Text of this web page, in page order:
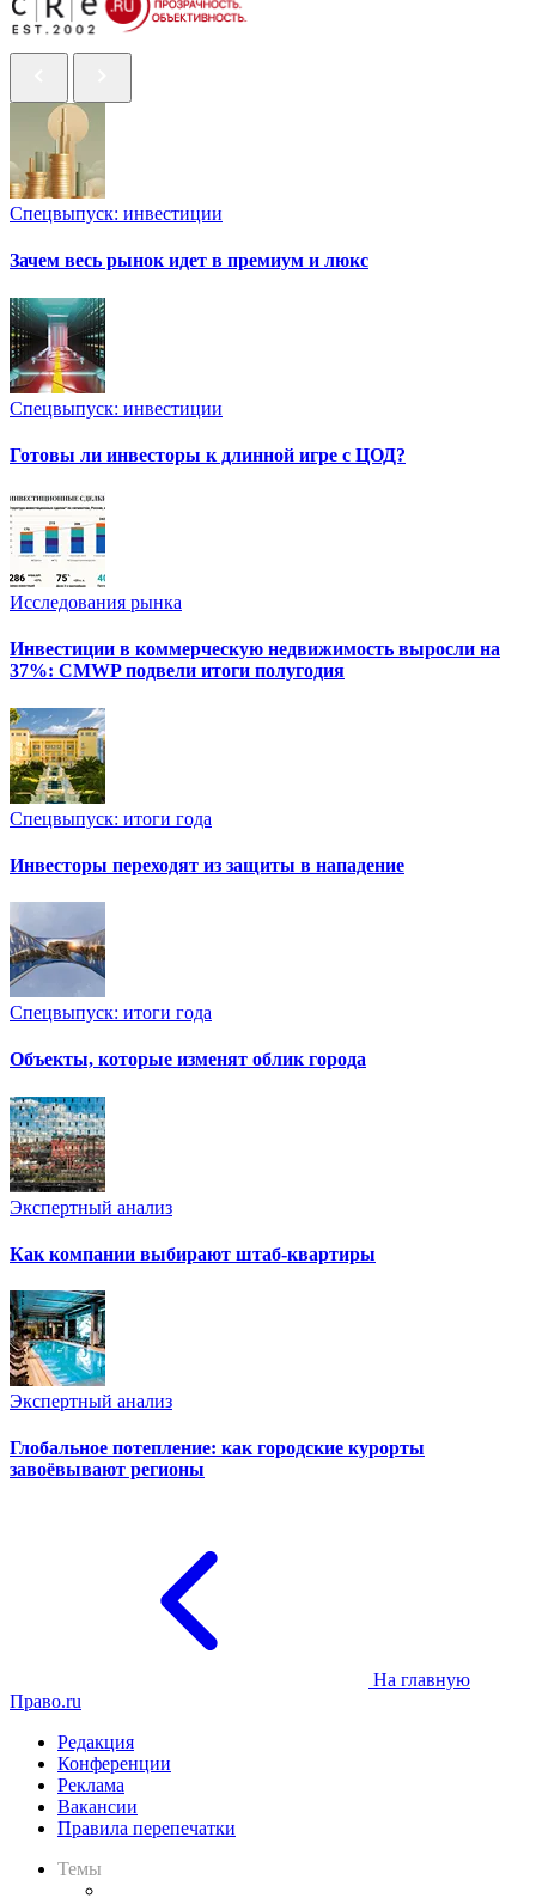
Спецвыпуск: инвестиции
Зачем весь рынок идет в премиум и люкс
Спецвыпуск: инвестиции
Готовы ли инвесторы к длинной игре с ЦОД?
Исследования рынка
Инвестиции в коммерческую недвижимость выросли на
37%: CMWP подвели итоги полугодия
Спецвыпуск: итоги года
Инвесторы переходят из защиты в нападение
Спецвыпуск: итоги года
Объекты, которые изменят облик города
Экспертный анализ
Как компании выбирают штаб-квартиры
Экспертный анализ
Глобальное потепление: как городские курорты
завоёвывают регионы
На главную
Право.ru
Редакция
Конференции
Реклама
Вакансии
Правила перепечатки
Темы